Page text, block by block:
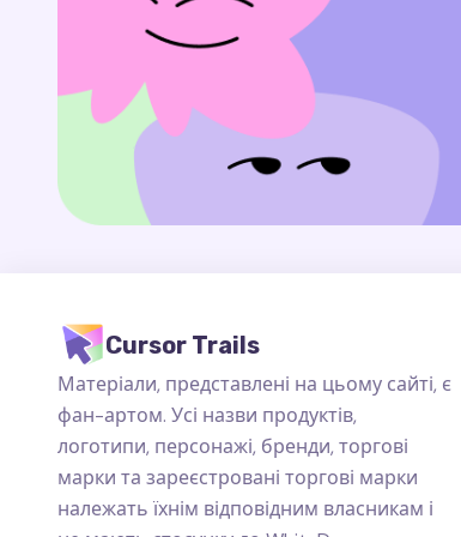
Cursor Trails
Матеріали, представлені на цьому сайті, є
фан-артом. Усі назви продуктів,
логотипи, персонажі, бренди, торгові
марки та зареєстровані торгові марки
належать їхнім відповідним власникам і